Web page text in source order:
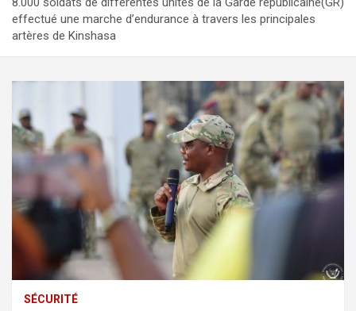
effectué une marche d’endurance à travers les principales
artères de Kinshasa
SÉCURITÉ